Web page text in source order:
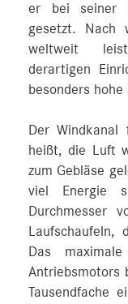
er bei seiner
gesetzt.
weltweit
derartigen
besonders
Der
heißt, die Luft
zum Gebläse
viel Energie
Durchmesser
Das
Antriebsmotors
Tausendfache